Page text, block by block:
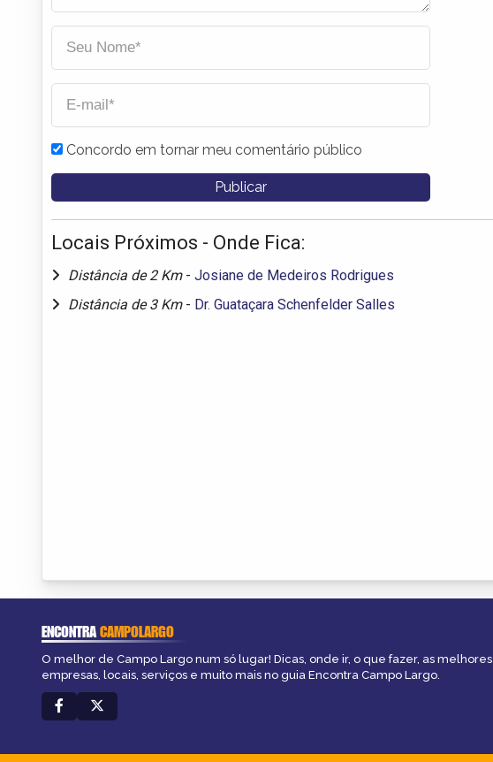
Concordo em tornar meu comentário público
Locais Próximos - Onde Fica:
Distância de 2 Km - Josiane de Medeiros Rodrigues
Distância de 3 Km - Dr. Guataçara Schenfelder Salles
ENCONTRACAMPOLARGO
O melhor de Campo Largo num só lugar! Dicas, onde ir, o que fazer, as melhores
empresas, locais, serviços e muito mais no guia Encontra Campo Largo.